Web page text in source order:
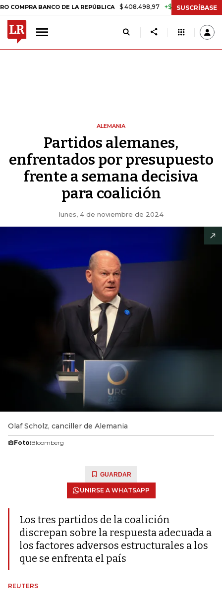
BANCO DE LA REPÚBLICA $ 408.498,97 +$ 8.753,81 +2,19%
SUSCRÍBASE
ALEMANIA
Partidos alemanes,
enfrentados por presupuesto
frente a semana decisiva
para coalición
lunes, 4 de noviembre de 2024
Olaf Scholz, canciller de Alemania
Foto:Bloomberg
GUARDAR
UNIRSE A WHATSAPP
Los tres partidos de la coalición
discrepan sobre la respuesta adecuada a
los factores adversos estructurales a los
que se enfrenta el país
REUTERS